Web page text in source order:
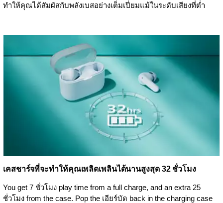
ทำให้คุณได้สัมผัสกับพลังเบสอย่างเต็มเปี่ยมแม้ในระดับเสียงที่ต่ำ
เคสชาร์จที่จะทำให้คุณเพลิดเพลินได้นานสูงสุด 32 ชั่วโมง
You get 7 ชั่วโมง play time from a full charge, and an extra 25
ชั่วโมง from the case. Pop the เอียร์บัด back in the charging case